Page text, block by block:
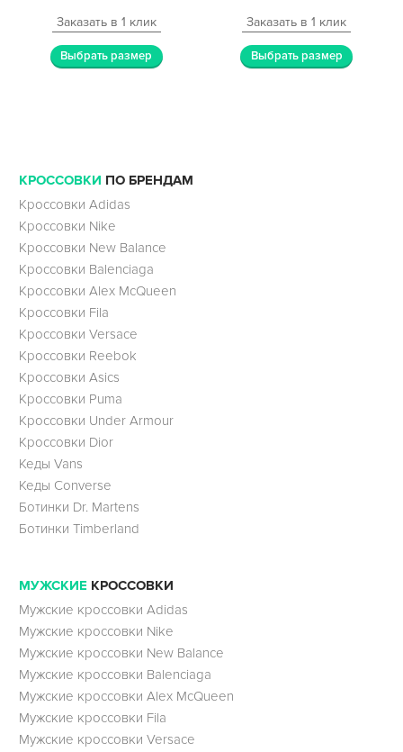
Заказать в 1 клик
Выбрать размер
Заказать в 1 клик
Выбрать размер
КРОССОВКИ ПО БРЕНДАМ
Кроссовки Adidas
Кроссовки Nike
Кроссовки New Balance
Кроссовки Balenciaga
Кроссовки Alex McQueen
Кроссовки Fila
Кроссовки Versace
Кроссовки Reebok
Кроссовки Asics
Кроссовки Puma
Кроссовки Under Armour
Кроссовки Dior
Кеды Vans
Кеды Converse
Ботинки Dr. Martens
Ботинки Timberland
МУЖСКИЕ КРОССОВКИ
Мужские кроссовки Adidas
Мужские кроссовки Nike
Мужские кроссовки New Balance
Мужские кроссовки Balenciaga
Мужские кроссовки Alex McQueen
Мужские кроссовки Fila
Мужские кроссовки Versace